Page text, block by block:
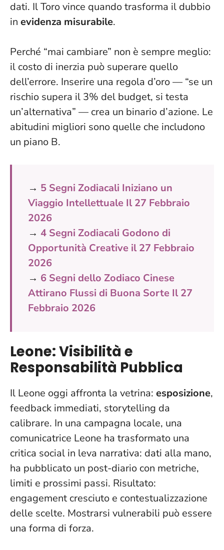
dati. Il Toro vince quando trasforma il dubbio
in evidenza misurabile.
Perché “mai cambiare” non è sempre meglio:
il costo di inerzia può superare quello
dell’errore. Inserire una regola d’oro — “se un
rischio supera il 3% del budget, si testa
un’alternativa” — crea un binario d’azione. Le
abitudini migliori sono quelle che includono
un piano B.
→ 5 Segni Zodiacali Iniziano un
Viaggio Intellettuale Il 27 Febbraio
2026
→ 4 Segni Zodiacali Godono di
Opportunità Creative il 27 Febbraio
2026
→ 6 Segni dello Zodiaco Cinese
Attirano Flussi di Buona Sorte Il 27
Febbraio 2026
Leone: Visibilità e
Responsabilità Pubblica
Il Leone oggi affronta la vetrina: esposizione,
feedback immediati, storytelling da
calibrare. In una campagna locale, una
comunicatrice Leone ha trasformato una
critica social in leva narrativa: dati alla mano,
ha pubblicato un post-diario con metriche,
limiti e prossimi passi. Risultato:
engagement cresciuto e contestualizzazione
delle scelte. Mostrarsi vulnerabili può essere
una forma di forza.